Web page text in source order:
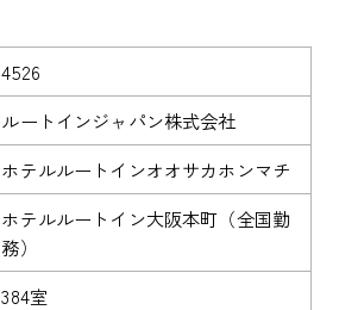
4526
ルートインジャパン株式会社
ホテルルートインオオサカホンマチ
ホテルルートイン大阪本町（全国勤
務）
384室